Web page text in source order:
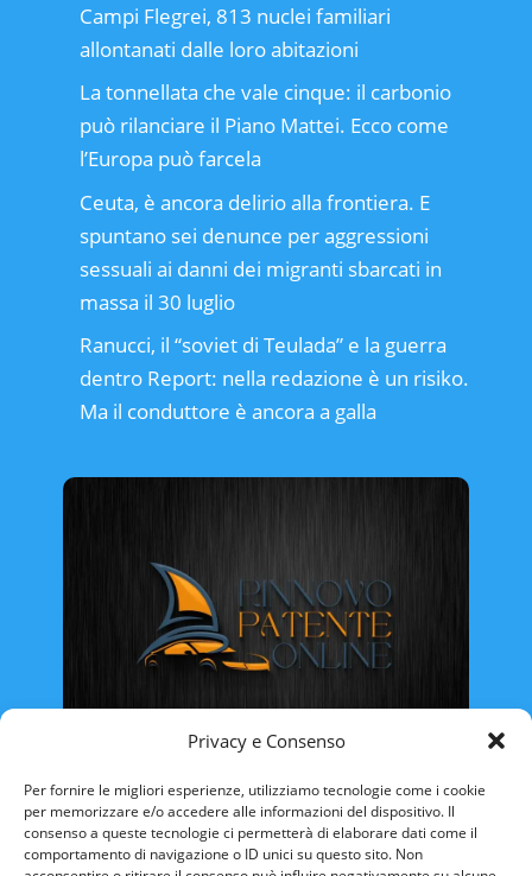
Privacy e Consenso
Per fornire le migliori esperienze, utilizziamo tecnologie come i cookie
per memorizzare e/o accedere alle informazioni del dispositivo. Il
consenso a queste tecnologie ci permetterà di elaborare dati come il
comportamento di navigazione o ID unici su questo sito. Non
Campi Flegrei, 813 nuclei familiari
allontanati dalle loro abitazioni
La tonnellata che vale cinque: il carbonio
può rilanciare il Piano Mattei. Ecco come
l’Europa può farcela
Ceuta, è ancora delirio alla frontiera. E
spuntano sei denunce per aggressioni
sessuali ai danni dei migranti sbarcati in
massa il 30 luglio
Ranucci, il “soviet di Teulada” e la guerra
dentro Report: nella redazione è un risiko.
Ma il conduttore è ancora a galla